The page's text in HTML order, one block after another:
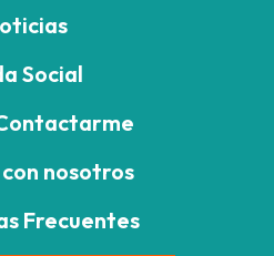
Social
nosotros
Frecuentes